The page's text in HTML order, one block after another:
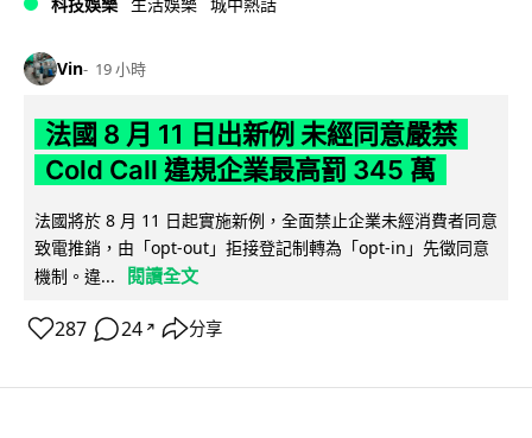
Vin 19 小時
法國 8 月 11 日出新例 未經同意嚴禁
Cold Call 違規企業最高罰 345 萬
法國將於 8 月 11 日起實施新例，全面禁止企業未經消費者同意
致電推銷，由「opt-out」拒接登記制轉為「opt-in」先徵同意
機制。違...
閱讀全文
287 24 ↗ 分享